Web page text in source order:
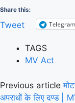
Share this:
Tweet Telegram
TAGS
MV Act
Previous article
अपराधों के लिए दण्ड |